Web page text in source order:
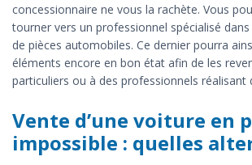
concessionnaire ne vous la rachète. Vous
tourner vers un professionnel spécialisé
de pièces automobiles. Ce dernier pourra
éléments encore en bon état afin de les
particuliers ou à des professionnels réalisant
Vente d’une voiture en
impossible : quelles